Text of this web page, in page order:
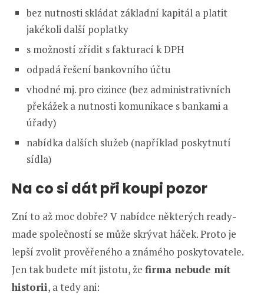
bez nutnosti skládat základní kapitál a platit
jakékoli další poplatky
s možností zřídit s fakturací k DPH
odpadá řešení bankovního účtu
vhodné mj. pro cizince (bez administrativních
překážek a nutnosti komunikace s bankami a
úřady)
nabídka dalších služeb (například poskytnutí
sídla)
Na co si dát při koupi pozor
Zní to až moc dobře? V nabídce některých ready-
made společností se může skrývat háček. Proto je
lepší zvolit prověřeného a známého poskytovatele.
Jen tak budete mít jistotu, že firma nebude mít
historii, a tedy ani: